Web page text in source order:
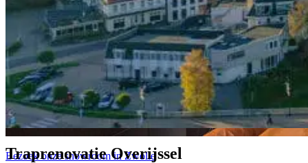
Bezoek onze showroom in Zwolle
Traprenovatie Overijssel